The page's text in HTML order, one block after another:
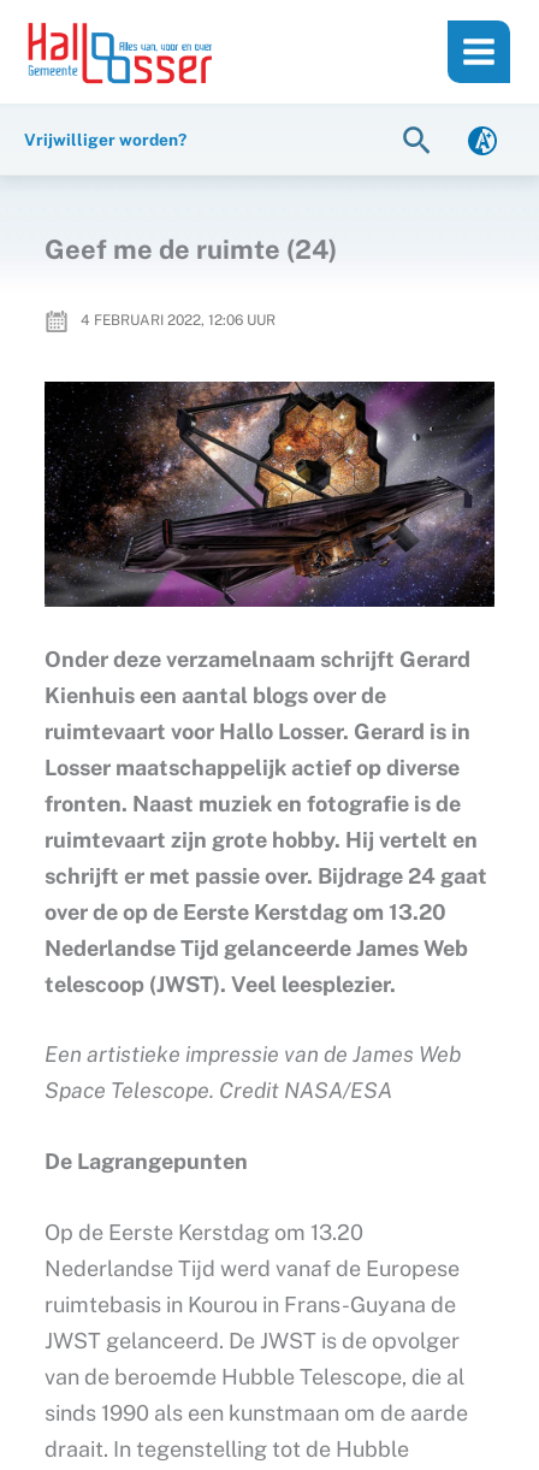
inhoud
naar
Vrijwilliger worden? Zoeken
Geef me de ruimte (24)
4 FEBRUARI 2022, 12:06UUR
Onder deze verzamelnaam schrijft Gerard
Kienhuis een aantal blogs over de
ruimtevaart voor Hallo Losser. Gerard is in
Losser maatschappelijk actief op diverse
fronten. Naast muziek en fotografie is de
ruimtevaart zijn grote hobby. Hij vertelt en
schrijft er met passie over. Bijdrage 24 gaat
over de op de Eerste Kerstdag om 13.20
Nederlandse Tijd gelanceerde James Web
telescoop (JWST). Veel leesplezier.
Een artistieke impressie van de James Web
Space Telescope. Credit NASA/ESA
De Lagrangepunten
Op de Eerste Kerstdag om 13.20
Nederlandse Tijd werd vanaf de Europese
ruimtebasis in Kourou in Frans-Guyana de
JWST gelanceerd. De JWST is de opvolger
van de beroemde Hubble Telescope, die al
sinds 1990 als een kunstmaan om de aarde
draait. In tegenstelling tot de Hubble